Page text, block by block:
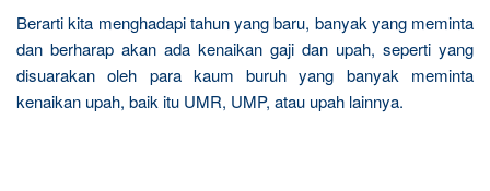
Berarti kita menghadapi tahun yang baru, banyak yang meminta
dan berharap akan ada kenaikan gaji dan upah, seperti yang
disuarakan oleh para kaum buruh yang banyak meminta
kenaikan upah, baik itu UMR, UMP, atau upah lainnya.